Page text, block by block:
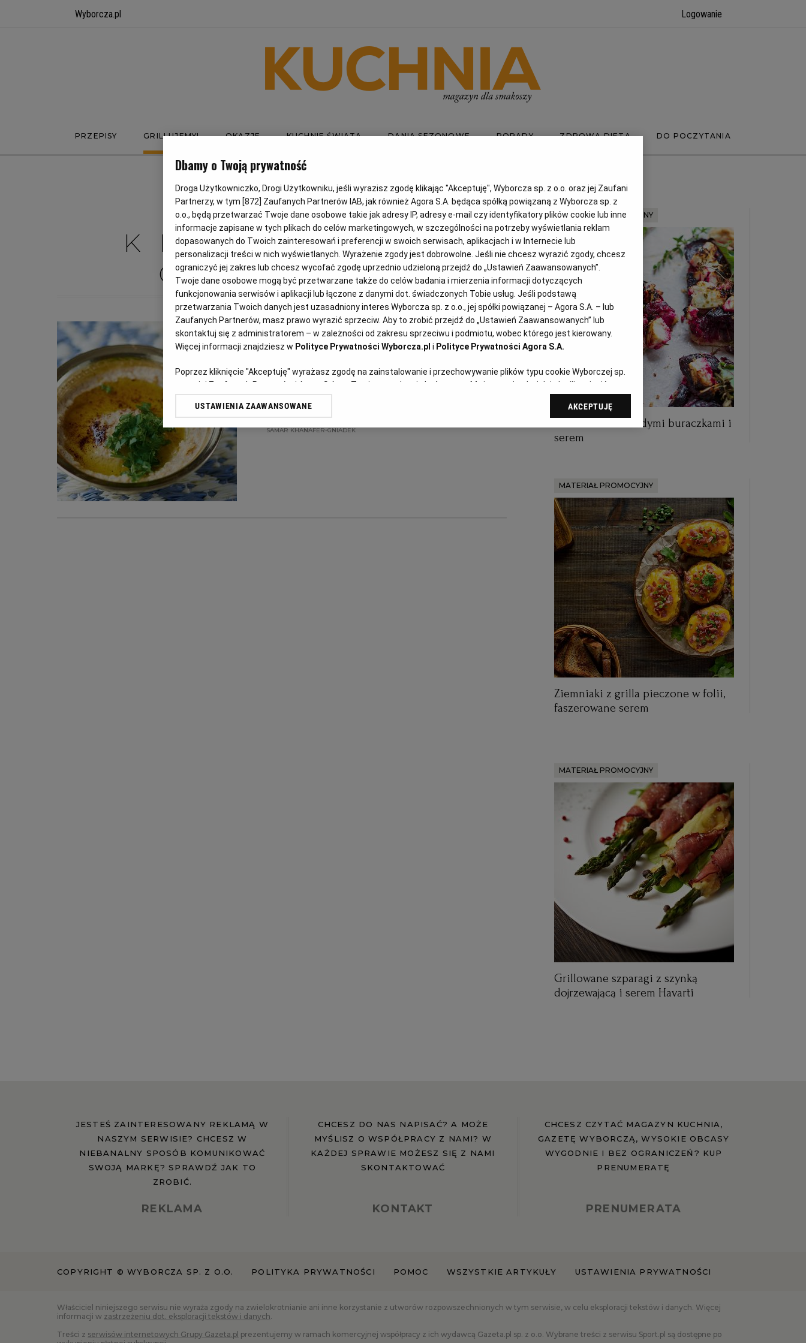
Wyborcza.pl Logowanie
PRZEPISY GRILLUJEMY! OKAZJE KUCHNIE ŚWIATA DANIA SEZONOWE PORADY ZDROWA DIETA DO POCZYTANIA
SAMAR
KHANAFER-
GNIADEK
Samar Khanafer-Gniadek
ciecierzycy
CIECIERZYCA HUMMUS
SAMAR KHANAFER-GNIADEK
MATERIAŁ PROMOCYJNY
Letnia tarta z młodymi buraczkami i
serem
MATERIAŁ PROMOCYJNY
Ziemniaki z grilla pieczone w folii,
faszerowane serem
MATERIAŁ PROMOCYJNY
Grillowane szparagi z szynką
dojrzewającą i serem Havarti
JESTEŚ ZAINTERESOWANY REKLAMĄ W
NASZYM SERWISIE? CHCESZ W
NIEBANALNY SPOSÓB KOMUNIKOWAĆ
SWOJĄ MARKĘ? SPRAWDŹ JAK TO
ZROBIĆ.
REKLAMA
CHCESZ DO NAS NAPISAĆ? A MOŻE
MYŚLISZ O WSPÓŁPRACY Z NAMI? W
KAŻDEJ SPRAWIE MOŻESZ SIĘ Z NAMI
SKONTAKTOWAĆ
KONTAKT
CHCESZ CZYTAĆ MAGAZYN KUCHNIA,
GAZETĘ WYBORCZĄ, WYSOKIE OBCASY
WYGODNIE I BEZ OGRANICZEŃ? KUP
PRENUMERATĘ
PRENUMERATA
COPYRIGHT © WYBORCZA SP. Z O.O. POLITYKA PRYWATNOŚCI POMOC WSZYSTKIE ARTYKUŁY USTAWIENIA PRYWATNOŚCI
Właściciel niniejszego serwisu nie wyraża zgody na zwielokrotnianie ani inne korzystanie z utworów rozpowszechnionych w tym serwisie, w celu eksploracji tekstów i danych. Więcej
informacji w zastrzeżeniu dot. eksploracji tekstów i danych.
Treści z serwisów internetowych Grupy Gazeta.pl prezentujemy w ramach komercyjnej współpracy z ich wydawcą Gazeta.pl sp. z o.o. Wybrane treści z serwisu Sport.pl są dostępne po
Dbamy o Twoją prywatność
Droga Użytkowniczko, Drogi Użytkowniku, jeśli wyrazisz zgodę klikając "Akceptuję", Wyborcza sp. z o.o. oraz jej Zaufani
Partnerzy, w tym [872] Zaufanych Partnerów IAB, jak również Agora S.A. będąca spółką powiązaną z Wyborcza sp. z
o.o., będą przetwarzać Twoje dane osobowe takie jak adresy IP, adresy e-mail czy identyfikatory plików cookie lub inne
informacje zapisane w tych plikach do celów marketingowych, w szczególności na potrzeby wyświetlania reklam
dopasowanych do Twoich zainteresowań i preferencji w swoich serwisach, aplikacjach i w Internecie lub
personalizacji treści w nich wyświetlanych. Wyrażenie zgody jest dobrowolne. Jeśli nie chcesz wyrazić zgody, chcesz
ograniczyć jej zakres lub chcesz wycofać zgodę uprzednio udzieloną przejdź do „Ustawień Zaawansowanych”.
Twoje dane osobowe mogą być przetwarzane także do celów badania i mierzenia informacji dotyczących
funkcjonowania serwisów i aplikacji lub łączone z danymi dot. świadczonych Tobie usług. Jeśli podstawą
przetwarzania Twoich danych jest uzasadniony interes Wyborcza sp. z o.o., jej spółki powiązanej – Agora S.A. – lub
Zaufanych Partnerów, masz prawo wyrazić sprzeciw. Aby to zrobić przejdź do „Ustawień Zaawansowanych” lub
skontaktuj się z administratorem – w zależności od zakresu sprzeciwu i podmiotu, wobec którego jest kierowany.
Więcej informacji znajdziesz w Polityce Prywatności Wyborcza.pl i Polityce Prywatności Agora S.A.
Poprzez kliknięcie "Akceptuję" wyrażasz zgodę na zainstalowanie i przechowywanie plików typu cookie Wyborczej sp.
z o. o. jej Zaufanych Partnerów i Agora S.A. na Twoim urządzeniu końcowym. Możesz też w każdej chwili zmienić
swoje preferencje dot. plików cookie, ponownie wywołując narzędzie do zarządzania Twoimi preferencjami dot.
przetwarzania danych poprzez odnośnik „Ustawienia prywatności” w stopce serwisu i przechodząc do sekcji
My, nasi Zaufani Partnerzy i Agora S.A. możemy przetwarzać dane osobowe w następujących celach:
dokładnych danych geolokalizacyjnych. Aktywne skanowanie charakterystyki urządzenia do celów identyfikacji.
Przechowywanie informacji na urządzeniu lub dostęp do nich. Spersonalizowane reklamy i treści, pomiar reklam i
treści, badnie odbiorców i ulepszanie usług.
USTAWIENIA ZAAWANSOWANE AKCEPTUJĘ